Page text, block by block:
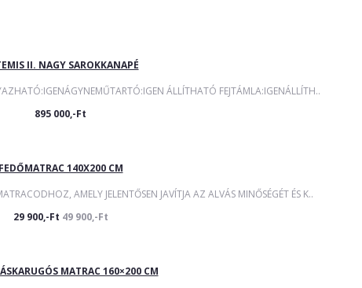
II. NAGY SAROKKANAPÉ
ÁLLÍTHATÓ FEJTÁMLA:IGENÁLLÍTH..
895 000,-Ft
FEDŐMATRAC 140X200 CM
AMELY JELENTŐSEN JAVÍTJA AZ ALVÁS MINŐSÉGÉT ÉS K..
29 900,-Ft 49 900,-Ft
MATRAC 160×200 CM